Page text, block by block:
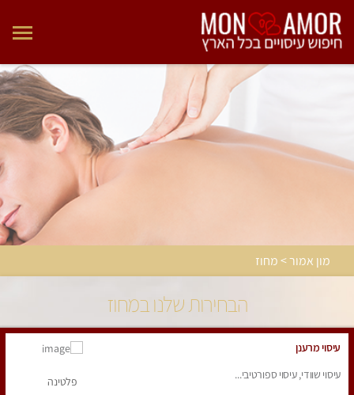
מון אמור > מחוז
הבחירות שלנו במחוז
עיסוי מרענן
עיסוי שוודי, עיסוי ספורטיבי...
פלטינה